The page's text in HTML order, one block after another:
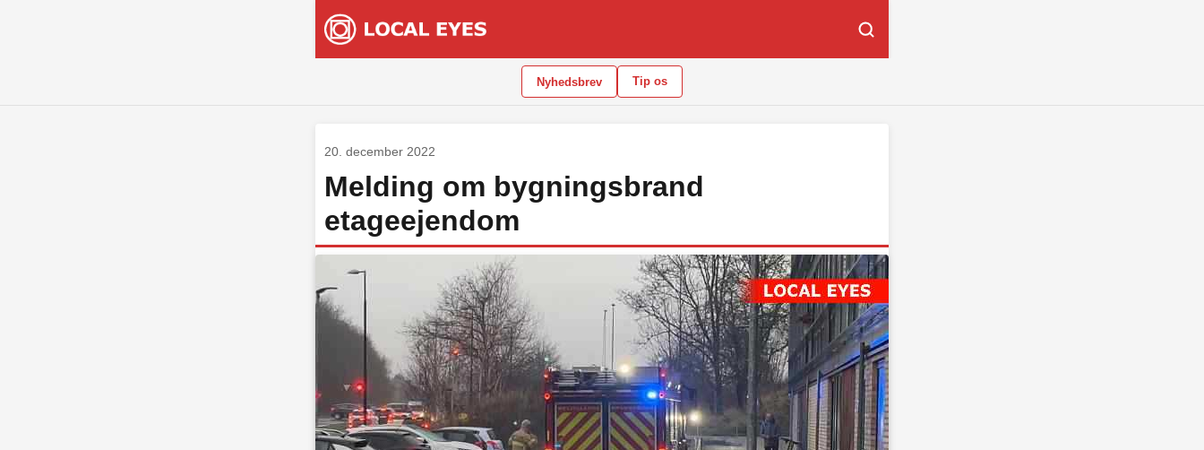
Nyhedsbrev Tip os
20. december 2022
Melding om bygningsbrand
etageejendom